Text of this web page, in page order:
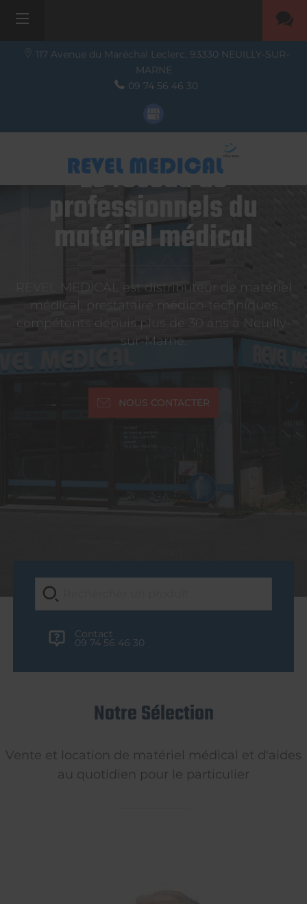
117 Avenue du Maréchal Leclerc, 93330 NEUILLY-SUR-
MARNE
09 74 56 46 30
Le réseau de
professionnels du
matériel médical
REVEL MEDICAL est distributeur de matériel
médical, prestataire médico-techniques
compétents depuis plus de 30 ans à Neuilly-
sur-Marne.
NOUS CONTACTER
Contact
09 74 56 46 30
Notre Sélection
Vente et location de matériel médical et d'aides
au quotidien pour le particulier